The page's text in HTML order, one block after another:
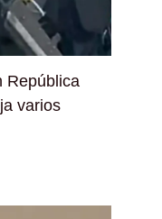
República
varios